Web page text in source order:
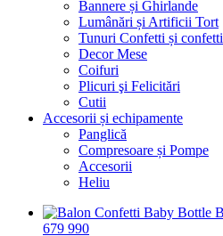
Bannere și Ghirlande
Lumânări și Artificii Tort
Tunuri Confetti și confetti
Decor Mese
Coifuri
Plicuri şi Felicitări
Cutii
Accesorii și echipamente
Panglică
Compresoare și Pompe
Accesorii
Heliu
679 990